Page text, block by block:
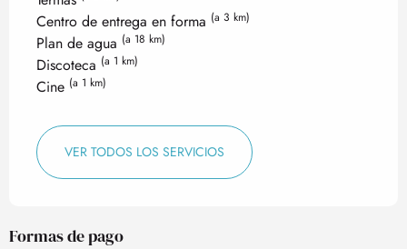
Centro de entrega en forma (a 3 km)
Plan de agua (a 18 km)
Discoteca (a 1 km)
Cine (a 1 km)
VER TODOS LOS SERVICIOS
Formas de pago